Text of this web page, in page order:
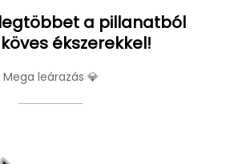
legtöbbet a pillanatból
ékszerekkel!
Mega leárazás 💎